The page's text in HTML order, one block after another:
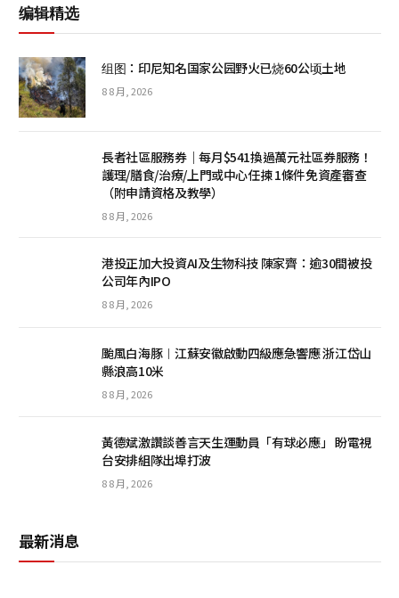
编辑精选
组图：印尼知名国家公园野火已烧60公顷土地
8 8 月, 2026
長者社區服務券｜每月$541換過萬元社區券服務！
護理/膳食/治療/上門或中心任揀 1條件免資產審查
（附申請資格及教學）
8 8 月, 2026
港投正加大投資AI及生物科技 陳家齊：逾30間被投
公司年內IPO
8 8 月, 2026
颱風白海豚︱江蘇安徽啟動四級應急響應 浙江岱山
縣浪高10米
8 8 月, 2026
黃德斌激讚談善言天生運動員「有球必應」 盼電視
台安排組隊出埠打波
8 8 月, 2026
最新消息